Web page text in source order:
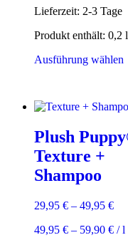
Lieferzeit: 2-3 Tage
Produkt enthält: 0,2 l
Ausführung wählen
Plush
Texture +
Shampoo
29,95 € – 49,95 €
49,95 € – 59,90 € /l